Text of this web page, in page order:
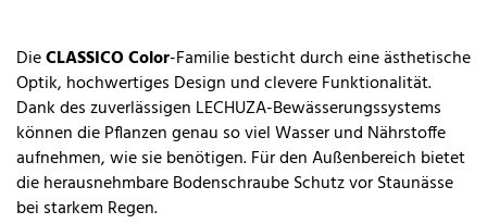
DieCLASSICO Color-Familie besticht durch eine ästhetische
Optik, hochwertiges Design und clevere Funktionalität.
Dank des zuverlässigen LECHUZA-Bewässerungssystems
können die Pflanzen genau so viel Wasser und Nährstoffe
aufnehmen, wie sie benötigen. Für den Außenbereich bietet
die herausnehmbare Bodenschraube Schutz vor Staunässe
bei starkem Regen.